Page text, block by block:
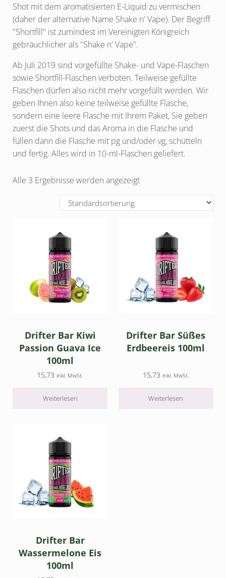
Shot mit dem aromatisierten E-Liquid zu vermischen
(daher der alternative Name Shake n' Vape). Der Begriff
"Shortfill" ist zumindest im Vereinigten Königreich
gebräuchlicher als "Shake n' Vape".
Ab Juli 2019 sind vorgefüllte Shake- und Vape-Flaschen
sowie Shortfill-Flaschen verboten. Teilweise gefüllte
Flaschen dürfen also nicht mehr vorgefüllt werden. Wir
geben Ihnen also keine teilweise gefüllte Flasche,
sondern eine leere Flasche mit Ihrem Paket, Sie geben
zuerst die Shots und das Aroma in die Flasche und
füllen dann die Flasche mit pg und/oder vg, schütteln
und fertig. Alles wird in 10-ml-Flaschen geliefert.
Alle 3 Ergebnisse werden angezeigt
Drifter Bar Kiwi
Passion Guava Ice
100ml
15,73 inkl. MwSt.
Weiterlesen
Drifter Bar Süßes
Erdbeereis 100ml
15,73 inkl. MwSt.
Weiterlesen
Drifter Bar
Wassermelone Eis
100ml